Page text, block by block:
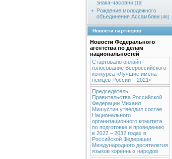
знака-часовни [19]
Рождение молодежного
объединения Ассамблеи [46]
Новости партнеров
Новости Федерального
агентства по делам
национальностей
Стартовало онлайн-
голосование Всероссийского
конкурса «Лучшие имена
немцев России – 2021»
Председатель
Правительства Российской
Федерации Михаил
Мишустин утвердил состав
Национального
организационного комитета
по подготовке и проведению
в 2022 – 2032 годах в
Российской Федерации
Международного десятилетия
языков коренных народов